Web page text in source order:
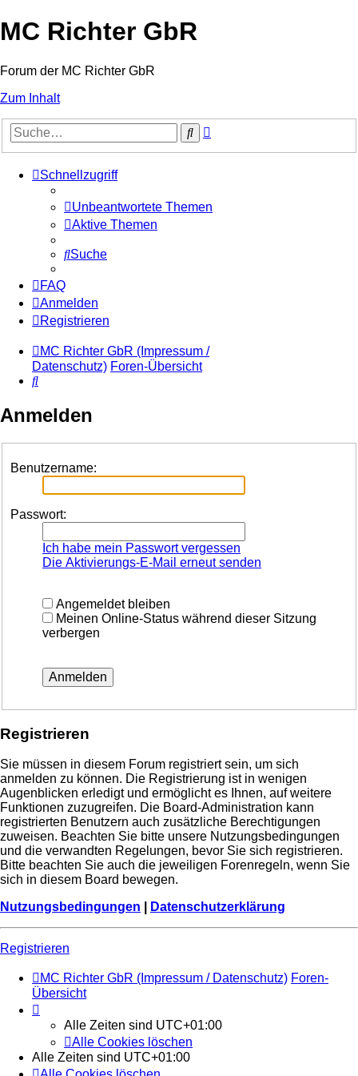
MC Richter GbR
Forum der MC Richter GbR
Zum Inhalt
Suche
Schnellzugriff
Unbeantwortete Themen
Aktive Themen
Suche
FAQ
Anmelden
Registrieren
MC Richter GbR (Impressum /
Datenschutz) Foren-Übersicht
Suche
Anmelden
Benutzername:
Passwort:
Ich habe mein Passwort vergessen
Die Aktivierungs-E-Mail erneut senden
Angemeldet bleiben
Meinen Online-Status während dieser Sitzung
verbergen
Registrieren
Sie müssen in diesem Forum registriert sein, um sich
anmelden zu können. Die Registrierung ist in wenigen
Augenblicken erledigt und ermöglicht es Ihnen, auf weitere
Funktionen zuzugreifen. Die Board-Administration kann
registrierten Benutzern auch zusätzliche Berechtigungen
zuweisen. Beachten Sie bitte unsere Nutzungsbedingungen
und die verwandten Regelungen, bevor Sie sich registrieren.
Bitte beachten Sie auch die jeweiligen Forenregeln, wenn Sie
sich in diesem Board bewegen.
Nutzungsbedingungen
Datenschutzerklärung
Registrieren
MC Richter GbR (Impressum / Datenschutz) Foren-
Übersicht
Alle Zeiten sind UTC+01:00
Alle Cookies löschen
Alle Zeiten sind UTC+01:00